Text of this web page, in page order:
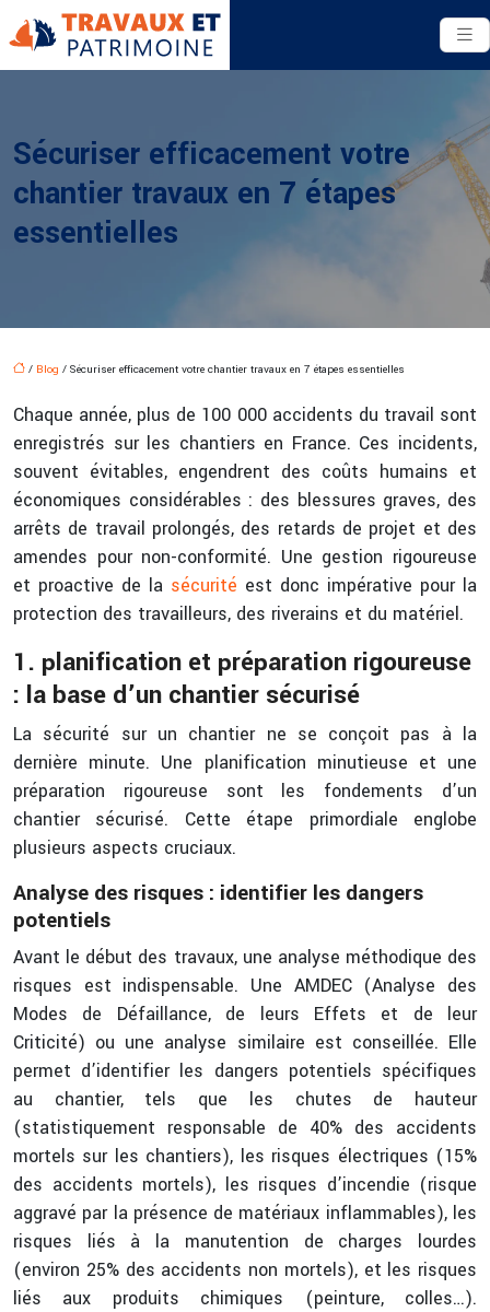
Sécuriser efficacement votre
chantier travaux en 7 étapes
essentielles
/ Blog / Sécuriser efficacement votre chantier travaux en 7 étapes essentielles
Chaque année, plus de 100 000 accidents du travail sont
enregistrés sur les chantiers en France. Ces incidents,
souvent évitables, engendrent des coûts humains et
économiques considérables : des blessures graves, des
arrêts de travail prolongés, des retards de projet et des
amendes pour non-conformité. Une gestion rigoureuse
et proactive de la sécurité est donc impérative pour la
protection des travailleurs, des riverains et du matériel.
1. planification et préparation rigoureuse
: la base d’un chantier sécurisé
La sécurité sur un chantier ne se conçoit pas à la
dernière minute. Une planification minutieuse et une
préparation rigoureuse sont les fondements d’un
chantier sécurisé. Cette étape primordiale englobe
plusieurs aspects cruciaux.
Analyse des risques : identifier les dangers
potentiels
Avant le début des travaux, une analyse méthodique des
risques est indispensable. Une AMDEC (Analyse des
Modes de Défaillance, de leurs Effets et de leur
Criticité) ou une analyse similaire est conseillée. Elle
permet d’identifier les dangers potentiels spécifiques
au chantier, tels que les chutes de hauteur
(statistiquement responsable de 40% des accidents
mortels sur les chantiers), les risques électriques (15%
des accidents mortels), les risques d’incendie (risque
aggravé par la présence de matériaux inflammables), les
risques liés à la manutention de charges lourdes
(environ 25% des accidents non mortels), et les risques
liés aux produits chimiques (peinture, colles…).